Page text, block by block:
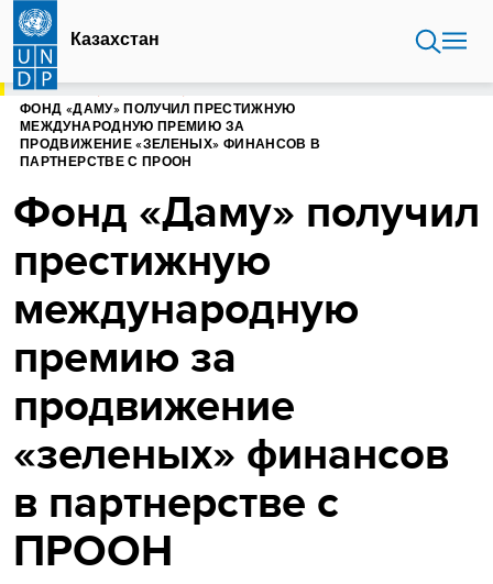
Перейти
основному
содержанию
Казахстан
ГЛАВНАЯ
ФОНД «ДАМУ» ПОЛУЧИЛ ПРЕСТИЖНУЮ
МЕЖДУНАРОДНУЮ ПРЕМИЮ ЗА
ПРОДВИЖЕНИЕ «ЗЕЛЕНЫХ» ФИНАНСОВ В
ПАРТНЕРСТВЕ С ПРООН
Фонд «Даму» получил
престижную
международную
премию за
продвижение
«зеленых» финансов
в партнерстве с
ПРООН